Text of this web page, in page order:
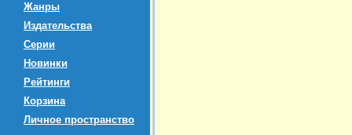
Жанры
Издательства
Серии
Новинки
Рейтинги
Корзина
Личное пространство